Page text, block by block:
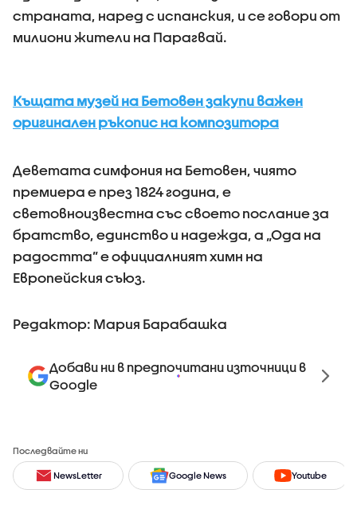
страната, наред с испанския, и се говори от
милиони жители на Парагвай.
Къщата музей на Бетовен закупи важен
оригинален ръкопис на композитора
Деветата симфония на Бетовен, чиято
премиера е през 1824 година, е
световноизвестна със своето послание за
братство, единство и надежда, а „Ода на
радостта” е официалният химн на
Европейския съюз.
Редактор: Мария Барабашка
Добави ни в предпочитани източници в
Google
Последвайте ни
NewsLetter Google News Youtube